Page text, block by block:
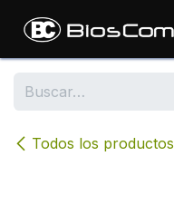
Todos los productos